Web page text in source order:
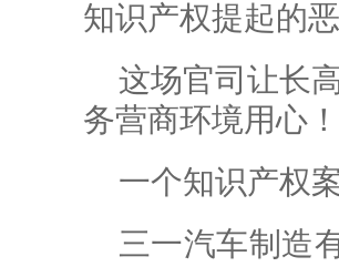
知识产权提起的
这场官司让长
务营商环境用心
一个知识产权
三一汽车制造